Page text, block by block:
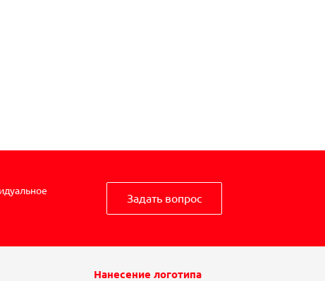
Задать вопрос
Нанесение логотипа